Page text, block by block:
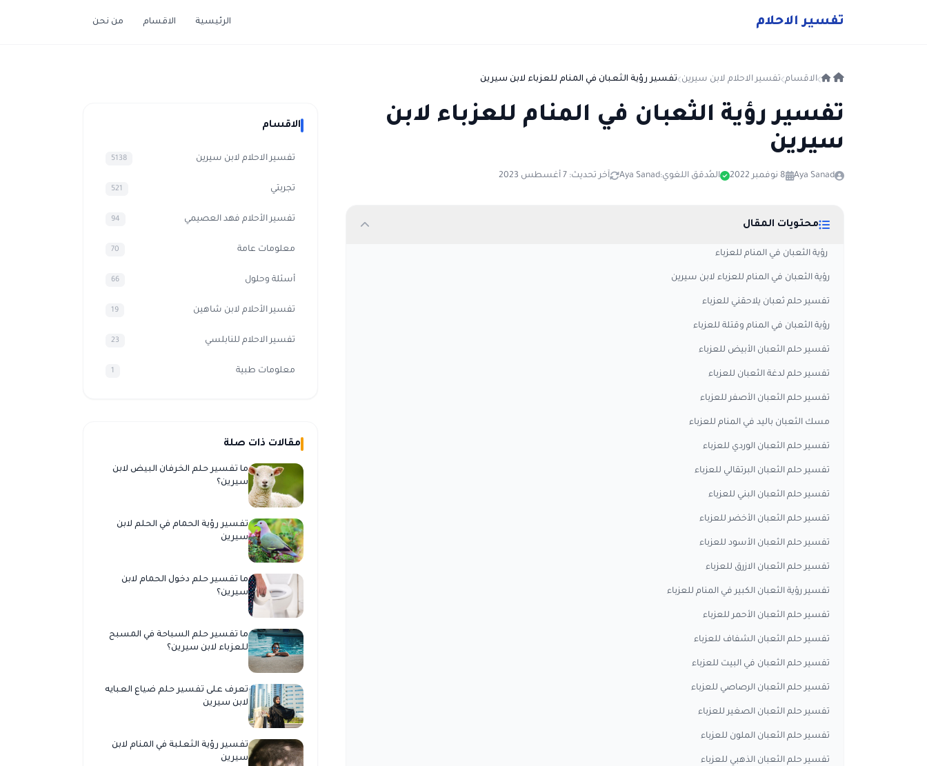
تفسير الاحلام الرئيسية الاقسام من نحن
الاقسام تفسير الاحلام لابن سيرين تفسير رؤية الثعبان في المنام للعزباء لابن سيرين
تفسير رؤية الثعبان في المنام للعزباء لابن
سيرين
Aya Sanad 8 نوفمبر 2022 المُدقق اللغوي:Aya Sanad آخر تحديث: 7 أغسطس 2023
محتويات المقال
رؤية الثعبان في المنام للعزباء
رؤية الثعبان في المنام للعزباء لابن سيرين
تفسير حلم ثعبان يلاحقني للعزباء
رؤية الثعبان في المنام وقتلة للعزباء
تفسير حلم الثعبان الأبيض للعزباء
تفسير حلم لدغة الثعبان للعزباء
تفسير حلم الثعبان الأصفر للعزباء
مسك الثعبان باليد في المنام للعزباء
تفسير حلم الثعبان الوردي للعزباء
تفسير حلم الثعبان البرتقالي للعزباء
تفسير حلم الثعبان البني للعزباء
تفسير حلم الثعبان الأخضر للعزباء
تفسير حلم الثعبان الأسود للعزباء
تفسير حلم الثعبان الازرق للعزباء
تفسير رؤية الثعبان الكبير في المنام للعزباء
تفسير حلم الثعبان الأحمر للعزباء
تفسير حلم الثعبان الشفاف للعزباء
تفسير حلم الثعبان في البيت للعزباء
تفسير حلم الثعبان الرصاصي للعزباء
تفسير حلم الثعبان الصغير للعزباء
تفسير حلم الثعبان الملون للعزباء
تفسير حلم الثعبان الذهبي للعزباء
الاقسام
تفسير الاحلام لابن سيرين 5138
تجربتي 521
تفسير الأحلام فهد العصيمي 94
معلومات عامة 70
أسئلة وحلول 66
تفسير الأحلام لابن شاهين 19
تفسير الاحلام للنابلسي 23
معلومات طبية 1
مقالات ذات صلة
ما تفسير حلم الخرفان البيض لابن
سيرين؟
تفسير رؤية الحمام في الحلم لابن
سيرين
ما تفسير حلم دخول الحمام لابن
سيرين؟
ما تفسير حلم السباحة في المسبح
للعزباء لابن سيرين؟
تعرف على تفسير حلم ضياع العبايه
لابن سيرين
تفسير رؤية الثعلبة في المنام لابن
سيرين